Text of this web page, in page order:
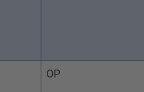
OP